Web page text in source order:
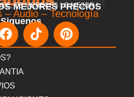
MEJORES PRECIOS
TE MERECES LO MEJOR !
– Audio – Tecnología
Siguenos